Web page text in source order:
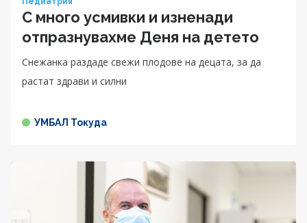
С много усмивки и изненади
отпразнувахме Деня на детето
Снежанка раздаде свежи плодове на децата, за да
растат здрави и силни
УМБАЛ Токуда